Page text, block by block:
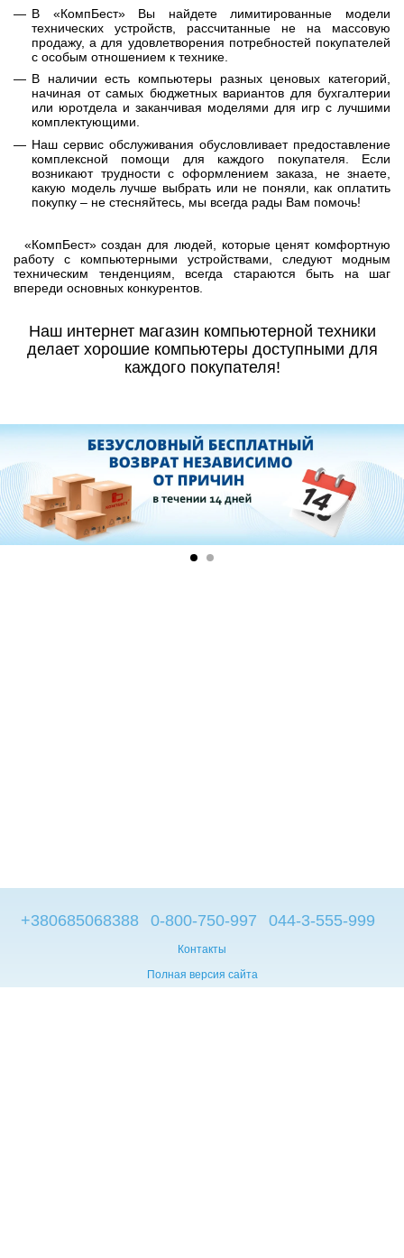
В «КомпБест» Вы найдете лимитированные модели
технических устройств, рассчитанные не на массовую
продажу, а для удовлетворения потребностей покупателей
с особым отношением к технике.
В наличии есть компьютеры разных ценовых категорий,
начиная от самых бюджетных вариантов для бухгалтерии
или юротдела и заканчивая моделями для игр с лучшими
комплектующими.
Наш сервис обслуживания обусловливает предоставление
комплексной помощи для каждого покупателя. Если
возникают трудности с оформлением заказа, не знаете,
какую модель лучше выбрать или не поняли, как оплатить
покупку – не стесняйтесь, мы всегда рады Вам помочь!
«КомпБест» создан для людей, которые ценят комфортную
работу с компьютерными устройствами, следуют модным
техническим тенденциям, всегда стараются быть на шаг
впереди основных конкурентов.
Наш интернет магазин компьютерной техники
делает хорошие компьютеры доступными для
каждого покупателя!
+380685068388 0-800-750-997 044-3-555-999
Контакты
Полная версия сайта